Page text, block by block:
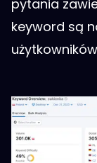
pytania
keyword są